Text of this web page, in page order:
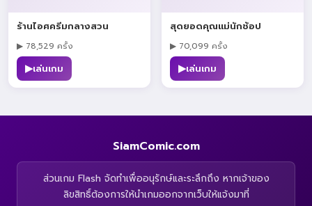
ร้านไอศครีมกลางสวน
▶ 78,529 ครั้ง
▶เล่นเกม
สุดยอดคุณแม่นักช้อป
▶ 70,099 ครั้ง
▶เล่นเกม
SiamComic.com
ส่วนเกม Flash จัดทำเพื่ออนุรักษ์และระลึกถึง หากเจ้าของ
ลิขสิทธิ์ต้องการให้นำเกมออกจากเว็บให้แจ้งมาที่